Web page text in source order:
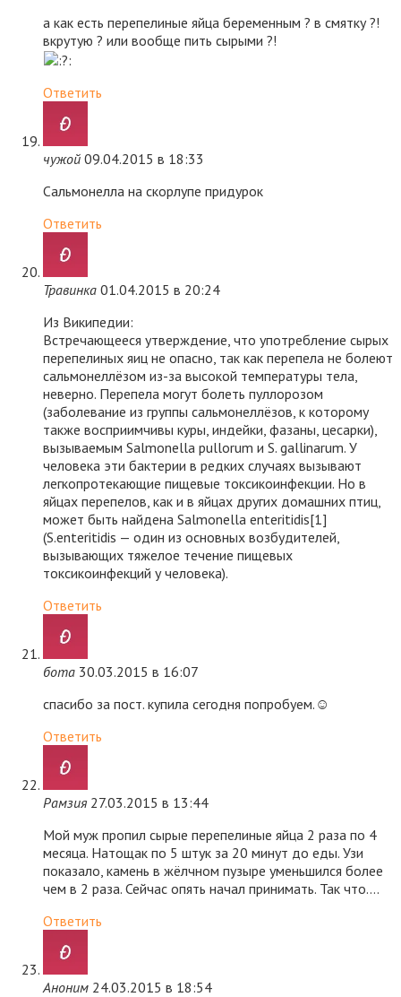
а как есть перепелиные яйца беременным ? в смятку ?!
вкрутую ? или вообще пить сырыми ?!
Ответить
чужой 09.04.2015 в 18:33
Сальмонелла на скорлупе придурок
Ответить
Травинка 01.04.2015 в 20:24
Из Википедии:
Встречающееся утверждение, что употребление сырых
перепелиных яиц не опасно, так как перепела не болеют
сальмонеллёзом из-за высокой температуры тела,
неверно. Перепела могут болеть пуллорозом
(заболевание из группы сальмонеллёзов, к которому
также восприимчивы куры, индейки, фазаны, цесарки),
вызываемым Salmonella pullorum и S. gallinarum. У
человека эти бактерии в редких случаях вызывают
легкопротекающие пищевые токсикоинфекции. Но в
яйцах перепелов, как и в яйцах других домашних птиц,
может быть найдена Salmonella enteritidis[1]
(S.enteritidis — один из основных возбудителей,
вызывающих тяжелое течение пищевых
токсикоинфекций у человека).
Ответить
бота 30.03.2015 в 16:07
спасибо за пост. купила сегодня попробуем.☺
Ответить
Рамзия 27.03.2015 в 13:44
Мой муж пропил сырые перепелиные яйца 2 раза по 4
месяца. Натощак по 5 штук за 20 минут до еды. Узи
показало, камень в жёлчном пузыре уменьшился более
чем в 2 раза. Сейчас опять начал принимать. Так что….
Ответить
Аноним 24.03.2015 в 18:54